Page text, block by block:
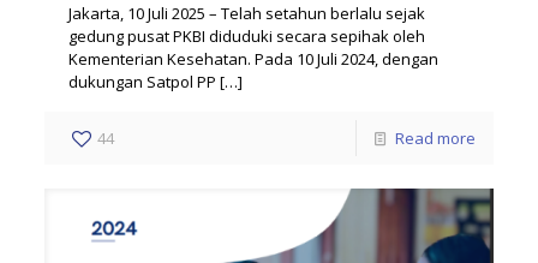
Jakarta, 10 Juli 2025 – Telah setahun berlalu sejak
gedung pusat PKBI diduduki secara sepihak oleh
Kementerian Kesehatan. Pada 10 Juli 2024, dengan
dukungan Satpol PP […]
44 Read more